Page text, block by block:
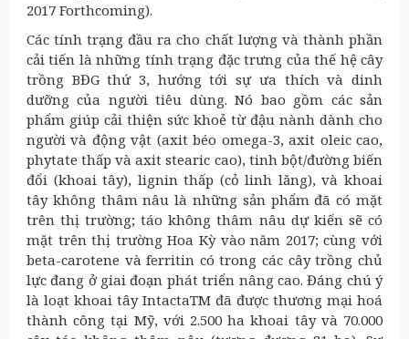
2017 Forthcoming).
Các tính trạng đầu ra cho chất lượng và thành phần
cải tiến là những tính trạng đặc trưng của thế hệ cây
trồng BĐG thứ 3, hướng tới sự ưa thích và dinh
dưỡng của người tiêu dùng. Nó bao gồm các sản
phẩm giúp cải thiện sức khoẻ từ đậu nành dành cho
người và động vật (axit béo omega-3, axit oleic cao,
phytate thấp và axit stearic cao), tinh bột/đường biến
đổi (khoai tây), lignin thấp (cỏ linh lăng), và khoai
tây không thâm nâu là những sản phẩm đã có mặt
trên thị trường; táo không thâm nâu dự kiến sẽ có
mặt trên thị trường Hoa Kỳ vào năm 2017; cùng với
beta-carotene và ferritin có trong các cây trồng chủ
lực đang ở giai đoạn phát triển nâng cao. Đáng chú ý
là loạt khoai tây IntactaTM đã được thương mại hoá
thành công tại Mỹ, với 2.500 ha khoai tây và 70.000